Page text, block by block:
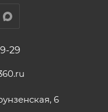
29
6